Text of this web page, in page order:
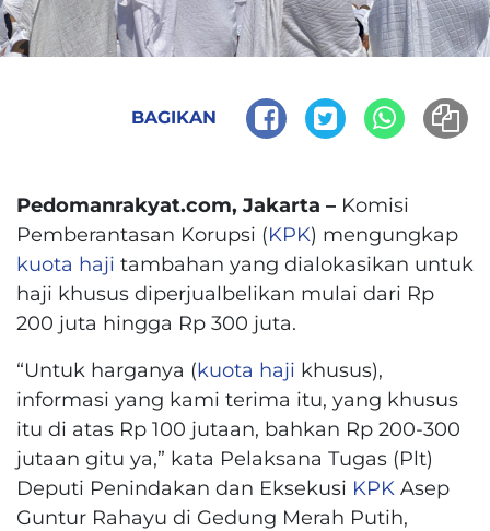
BAGIKAN
Pedomanrakyat.com, Jakarta – Komisi
Pemberantasan Korupsi (KPK) mengungkap
kuota haji tambahan yang dialokasikan untuk
haji khusus diperjualbelikan mulai dari Rp
200 juta hingga Rp 300 juta.
“Untuk harganya (kuota haji khusus),
informasi yang kami terima itu, yang khusus
itu di atas Rp 100 jutaan, bahkan Rp 200-300
jutaan gitu ya,” kata Pelaksana Tugas (Plt)
Deputi Penindakan dan Eksekusi KPK Asep
Guntur Rahayu di Gedung Merah Putih,